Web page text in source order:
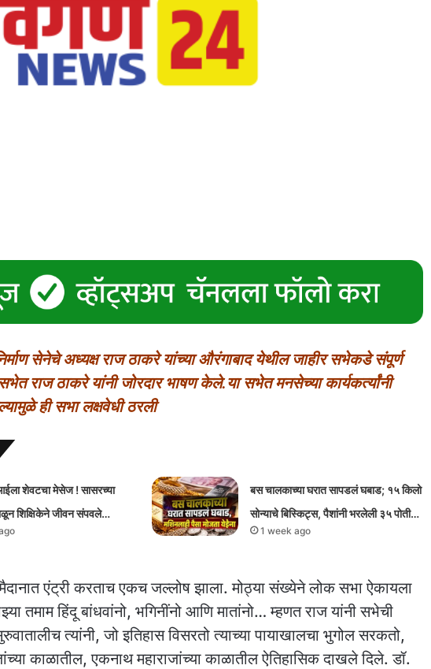
सेनेचे अध्यक्ष राज ठाकरे यांच्या औरंगाबाद येथील जाहीर सभेकडे संपूर्ण
राज ठाकरे यांनी जोरदार भाषण केले.या सभेत मनसेच्या कार्यकर्त्यांनी
ही सभा लक्षवेधी ठरली
शेवटचा मेसेज ! सासरच्या
शिक्षिकेने जीवन संपवले…
बस चालकाच्या घरात सापडलं घबाड; १५ किलो
सोन्याचे बिस्किट्स, पैशांनी भरलेली ३५ पोती…
1 week ago
एंट्री करताच एकच जल्लोष झाला. मोठ्या संख्येने लोक सभा ऐकायला
तमाम हिंदू बांधवांनो, भगिनींनो आणि मातांनो… म्हणत राज यांनी सभेची
त्यांनी, जो इतिहास विसरतो त्याच्या पायाखालचा भुगोल सरकतो,
काळातील, एकनाथ महाराजांच्या काळातील ऐतिहासिक दाखले दिले. डॉ.